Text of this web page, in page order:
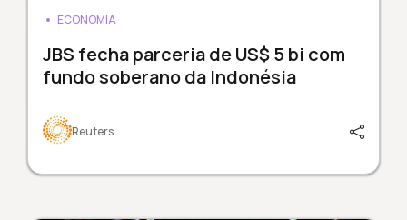
ECONOMIA
JBS fecha parceria de US$ 5 bi com
fundo soberano da Indonésia
Reuters